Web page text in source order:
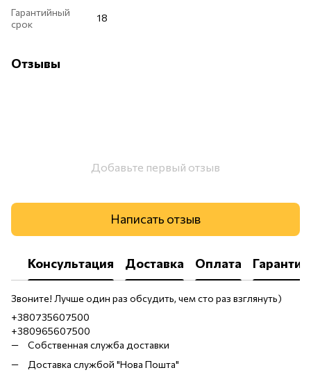
Гарантийный
срок
18
Отзывы
Добавьте первый отзыв
Написать отзыв
Консультация Доставка Оплата Гарантия
Звоните! Лучше один раз обсудить, чем сто раз взглянуть)
+380735607500
+380965607500
Собственная служба доставки
Доставка службой "Нова Пошта"